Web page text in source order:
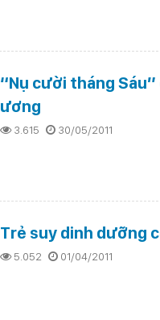
“Nụ cười tháng
ương
3.615 30/05/2011
Trẻ suy dinh dưỡng
5.052 01/04/2011